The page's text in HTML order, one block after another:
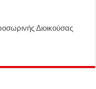
Διοικούσας